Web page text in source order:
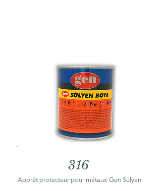
316
Apprêt protecteur pour métaux Gen Sülyen